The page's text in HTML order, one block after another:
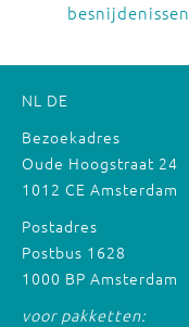
besnijdenissen
NL DE
Bezoekadres
Oude Hoogstraat 24
1012 CE Amsterdam
Postadres
Postbus 1628
1000 BP Amsterdam
voor pakketten: